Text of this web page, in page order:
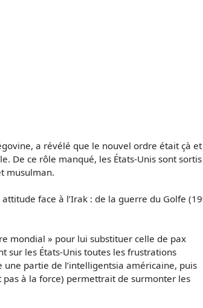
a révélé que le nouvel ordre était çà
De ce rôle manqué, les États-Unis sont sortis
musulman.
face à l’Irak : de la guerre du Golfe
mondial » pour lui substituer celle de pax
sur les États-Unis toutes les frustrations
partie de l’intelligentsia américaine, puis
à la force) permettrait de surmonter les